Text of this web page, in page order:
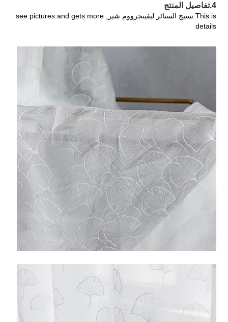
4.تفاصيل المنتج
This is نسيج الستائر ليفينجرووم شير, see pictures and gets more
details